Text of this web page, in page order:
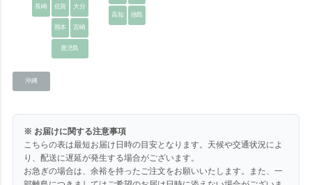
徳島
高知
佐賀 大分
熊本
長崎
宮崎
鹿児島
沖縄
※ お届けに関する注意事項
こちらの表は最短お届け日時の目安となります。天候や交通状況によ
り、配送に遅延が発生する場合がございます。
お急ぎの場合は、余裕を持ったご注文をお願いいたします。また、一